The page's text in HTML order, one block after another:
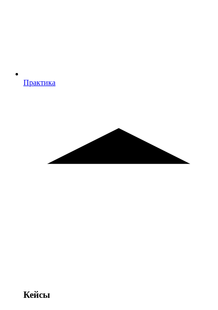
Практика
Практика
Кейсы
Кейсы